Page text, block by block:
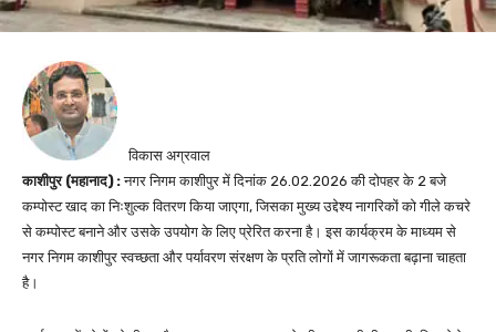
विकास अग्रवाल
काशीपुर (महानाद) :नगर निगम काशीपुर में दिनांक 26.02.2026 की दोपहर के 2 बजे
कम्पोस्ट खाद का निःशुल्क वितरण किया जाएगा, जिसका मुख्य उद्देश्य नागरिकों को गीले कचरे
से कम्पोस्ट बनाने और उसके उपयोग के लिए प्रेरित करना है। इस कार्यक्रम के माध्यम से
नगर निगम काशीपुर स्वच्छता और पर्यावरण संरक्षण के प्रति लोगों में जागरूकता बढ़ाना चाहता
है।